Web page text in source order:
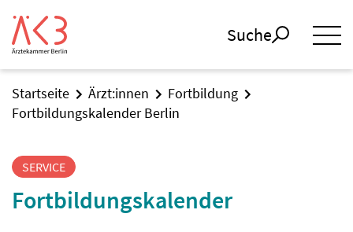
Suche
Startseite Ärzt:innen
Fortbildung
Fortbildungskalender Berlin
SERVICE
Fortbildungskalender